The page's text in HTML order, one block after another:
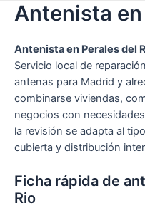
Antenista en
Antenista en Perales del
Servicio local de
antenas para Madrid y
combinarse viviendas,
negocios con
la revisión se adapta al
cubierta y distribución
Ficha rápida de
Rio